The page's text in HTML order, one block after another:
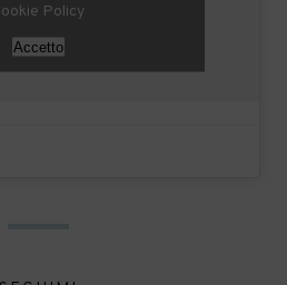
Policy
Accetto